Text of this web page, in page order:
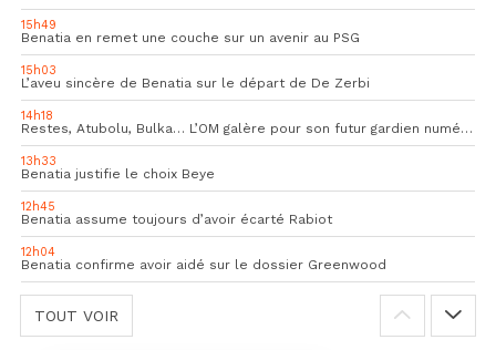
15h49
Benatia en remet une couche sur un avenir au PSG
15h03
L’aveu sincère de Benatia sur le départ de De Zerbi
14h18
Restes, Atubolu, Bulka… L’OM galère pour son futur gardien numéro 1
13h33
Benatia justifie le choix Beye
12h45
Benatia assume toujours d’avoir écarté Rabiot
12h04
Benatia confirme avoir aidé sur le dossier Greenwood
TOUT VOIR